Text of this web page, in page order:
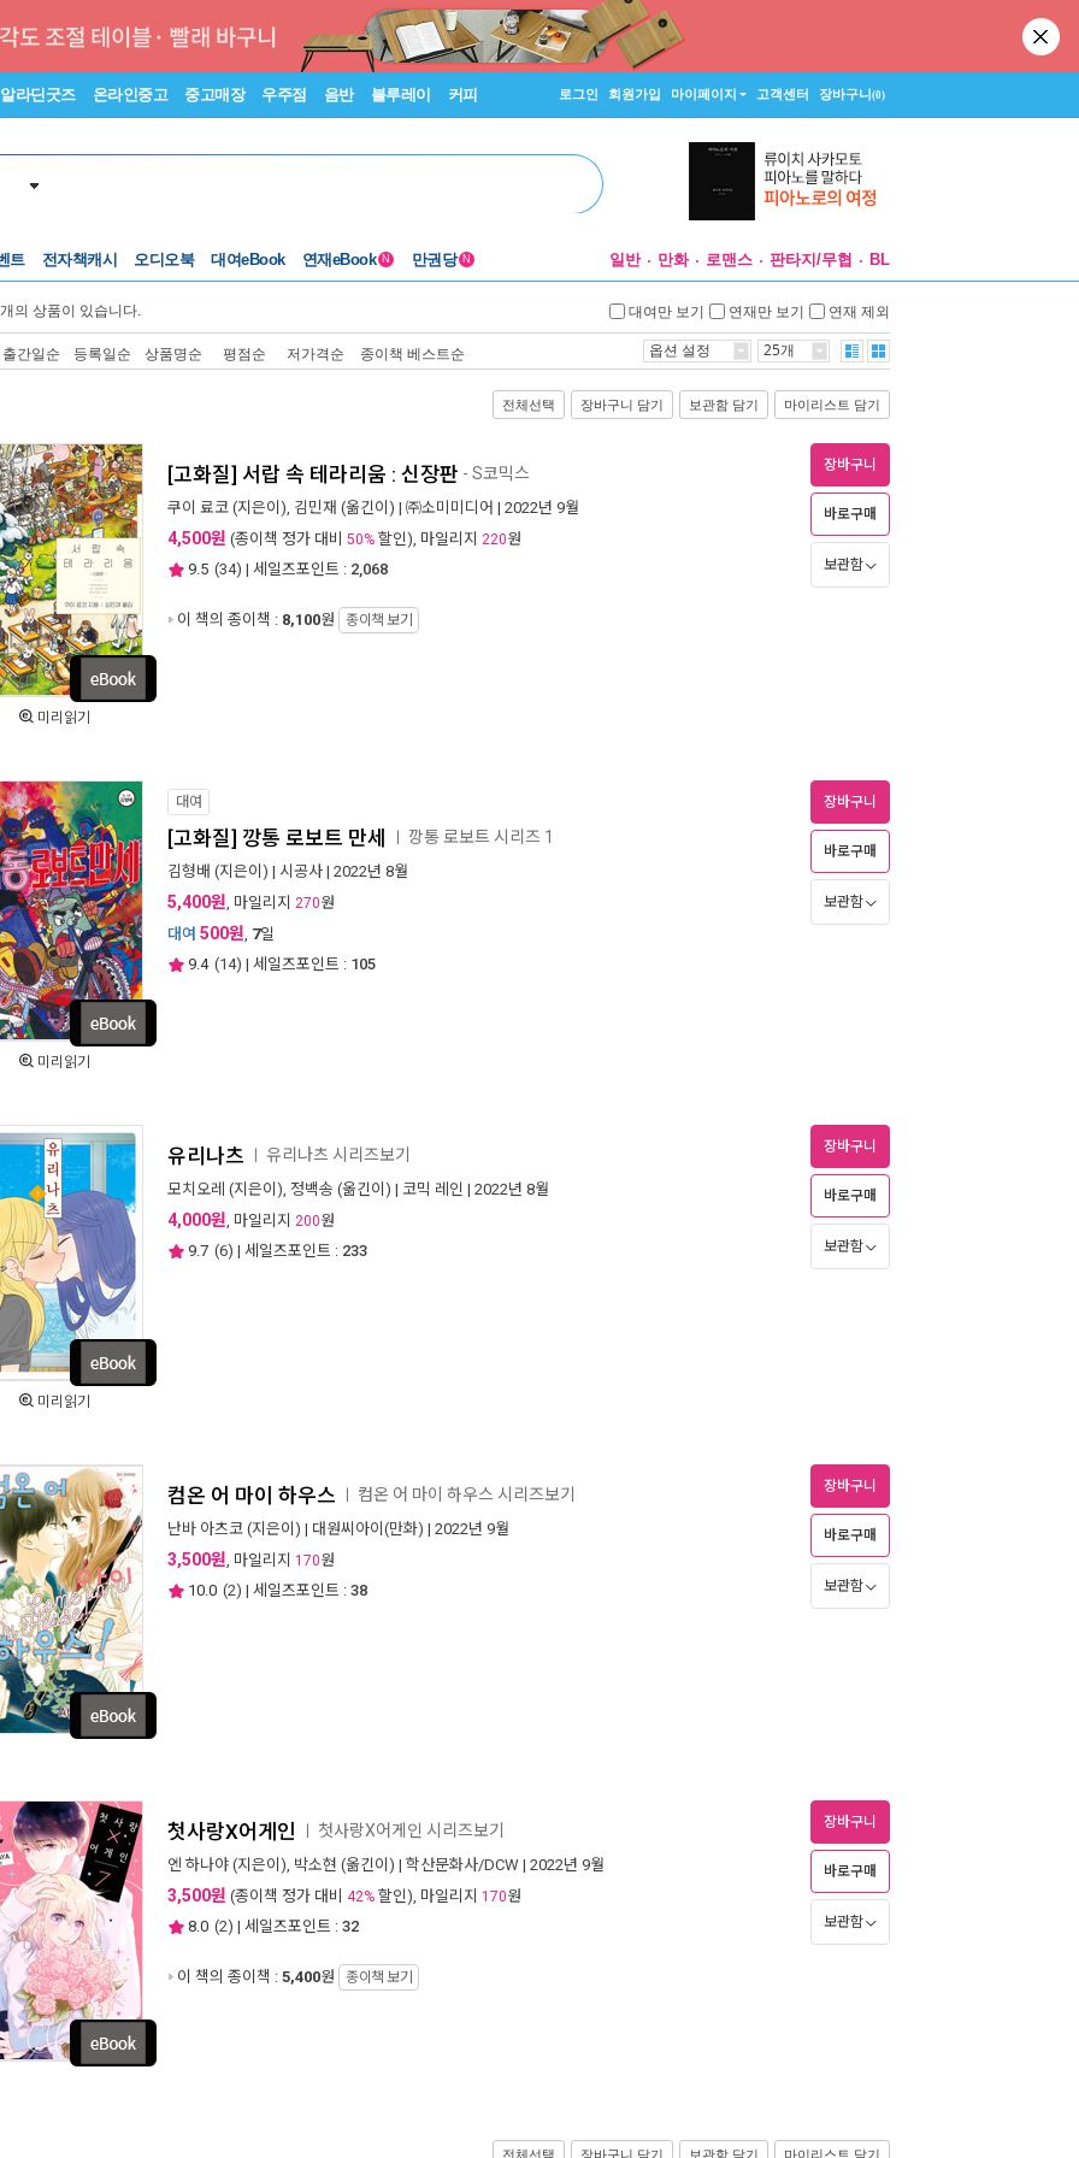
알라딘굿즈 온라인중고 중고매장 우주점 음반 블루레이 커피 로그인 회원가입 마이페이지 고객센터 장바구니(0)
트 전자책캐시 오디오북 대여eBook 연재eBook N 만권당 N 일반 만화 로맨스 판타지/무협 BL
개의 상품이 있습니다. 대여만 보기 연재만 보기 연재 제외
출간일순 등록일순 상품명순 평점순 저가격순 종이책 베스트순 옵션 설정 25개
전체선택 장바구니 담기 보관함 담기 마이리스트 담기
미리읽기
[고화질] 서랍 속 테라리움 : 신장판 - S코믹스
쿠이 료코 (지은이), 김민재 (옮긴이) | ㈜소미미디어 | 2022년 9월
4,500원 (종이책 정가 대비 50% 할인), 마일리지 220원
9.5 (34) | 세일즈포인트 : 2,068
이 책의 종이책 : 8,100원 종이책 보기
장바구니
바로구매
보관함
미리읽기
대여
[고화질] 깡통 로보트 만세 깡통 로보트 시리즈 1
김형배 (지은이) | 시공사 | 2022년 8월
5,400원, 마일리지 270원
대여 500원, 7일
9.4 (14) | 세일즈포인트 : 105
장바구니
바로구매
보관함
미리읽기
유리나츠 유리나츠 시리즈보기
모치오레 (지은이), 정백송 (옮긴이) | 코믹 레인 | 2022년 8월
4,000원, 마일리지 200원
9.7 (6) | 세일즈포인트 : 233
장바구니
바로구매
보관함
컴온 어 마이 하우스 컴온 어 마이 하우스 시리즈보기
난바 아츠코 (지은이) | 대원씨아이(만화) | 2022년 9월
3,500원, 마일리지 170원
10.0 (2) | 세일즈포인트 : 38
장바구니
바로구매
보관함
첫사랑X어게인 첫사랑X어게인 시리즈보기
엔 하나야 (지은이), 박소현 (옮긴이) | 학산문화사/DCW | 2022년 9월
3,500원 (종이책 정가 대비 42% 할인), 마일리지 170원
8.0 (2) | 세일즈포인트 : 32
이 책의 종이책 : 5,400원 종이책 보기
장바구니
바로구매
보관함
전체선택 장바구니 담기 보관함 담기 마이리스트 담기